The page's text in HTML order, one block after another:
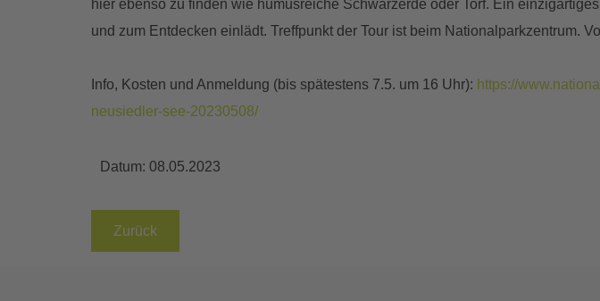
hier ebenso zu finden wie humusreiche Schwarzerde oder Torf. Ein
und zum Entdecken einlädt. Treffpunkt der Tour ist beim Nationalparkzentrum.
Info, Kosten und Anmeldung (bis spätestens 7.5. um 16 Uhr): https://
neusiedler-see-20230508/
Datum: 08.05.2023
Zurück